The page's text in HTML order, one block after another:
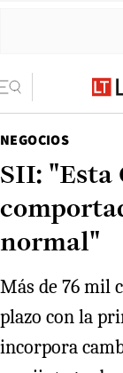
NEGOCIOS
SII: "Esta
normal"
Más de 76 mil
plazo con la
incorpora